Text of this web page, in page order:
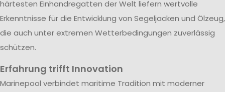
härtesten Einhandregatten der Welt liefern wertvolle
Erkenntnisse für die Entwicklung von Segeljacken und Ölzeug,
die auch unter extremen Wetterbedingungen zuverlässig
schützen.
Erfahrung trifft Innovation
Marinepool verbindet maritime Tradition mit moderner